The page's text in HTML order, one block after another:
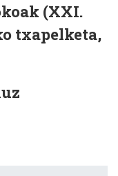
(XXI.
txapelketa,